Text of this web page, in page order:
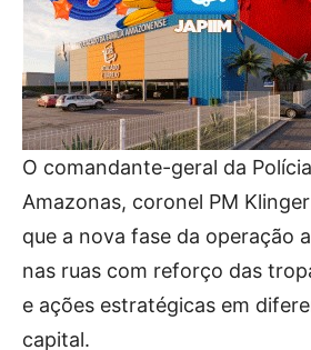
O comandante-geral da
Amazonas, coronel PM
que a nova fase da operação
nas ruas com reforço das
e ações estratégicas em
capital.